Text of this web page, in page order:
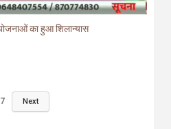
का हुआ शिलान्यास
Next